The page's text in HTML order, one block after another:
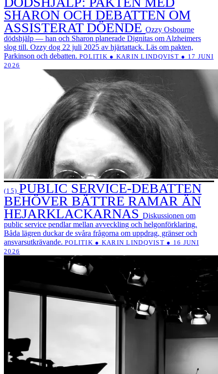
SHARON OCH DEBATTEN OM
ASSISTERAT DÖENDE Ozzy Osbourne
dödshjälp — han och Sharon planerade Dignitas om Alzheimers
slog till. Ozzy dog 22 juli 2025 av hjärtattack. Läs om pakten,
Parkinson och debatten. POLITIK ● KARIN LINDQVIST ● 17 JUNI
2026
(15) PUBLIC SERVICE-DEBATTEN
BEHÖVER BÄTTRE RAMAR ÄN
HEJARKLACKARNAS Diskussionen om
public service pendlar mellan avveckling och helgonförklaring.
Båda lägren duckar de svåra frågorna om uppdrag, gränser och
ansvarsutkrävande. POLITIK ● KARIN LINDQVIST ● 16 JUNI
2026